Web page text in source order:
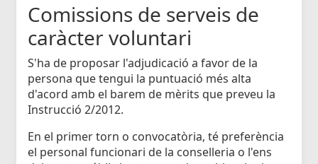
Comissions de serveis de
caràcter voluntari
S'ha de proposar l'adjudicació a favor de la
persona que tengui la puntuació més alta
d'acord amb el barem de mèrits que preveu la
Instrucció 2/2012.
En el primer torn o convocatòria, té preferència
el personal funcionari de la conselleria o l'ens